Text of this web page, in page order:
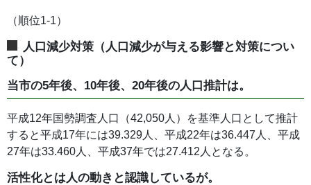
（順位1-1）
人口減少対策（人口減少が与える影響と対策につい
て）
当市の5年後、10年後、20年後の人口推計は。
平成12年国勢調査人口（42,050人）を基準人口として推計
すると平成17年には39.329人、平成22年は36.447人、平成
27年は33.460人、平成37年では27.412人となる。
活性化とは人の動きと認識しているが。